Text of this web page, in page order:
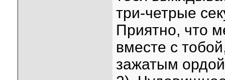
три-четрые
Приятно, что
вместе с
зажатым